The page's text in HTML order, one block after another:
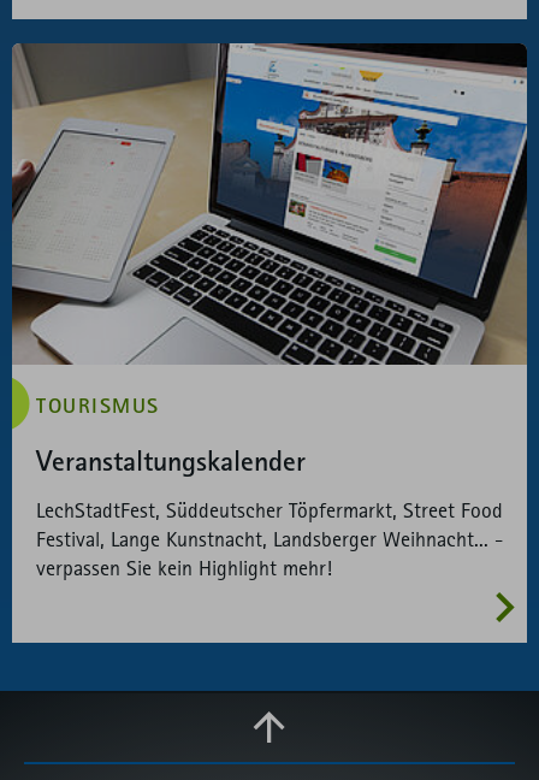
TOURISMUS
Veranstaltungskalender
LechStadtFest, Süddeutscher Töpfermarkt, Street Food
Festival, Lange Kunstnacht, Landsberger Weihnacht... -
verpassen Sie kein Highlight mehr!